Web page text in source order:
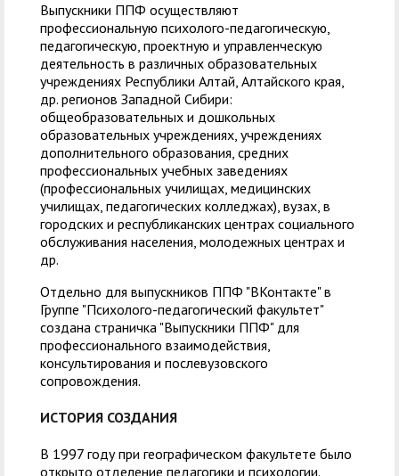
Выпускники ППФ осуществляют
профессиональную психолого-педагогическую,
педагогическую, проектную и управленческую
деятельность в различных образовательных
учреждениях Республики Алтай, Алтайского края,
др. регионов Западной Сибири:
общеобразовательных и дошкольных
образовательных учреждениях, учреждениях
дополнительного образования, средних
профессиональных учебных заведениях
(профессиональных училищах, медицинских
училищах, педагогических колледжах), вузах, в
городских и республиканских центрах социального
обслуживания населения, молодежных центрах и
др.
Отдельно для выпускников ППФ "ВКонтакте" в
Группе "Психолого-педагогический факультет"
создана страничка "Выпускники ППФ" для
профессионального взаимодействия,
консультирования и послевузовского
сопровождения.
ИСТОРИЯ СОЗДАНИЯ
В 1997 году при географическом факультете было
открыто отделение педагогики и психологии.